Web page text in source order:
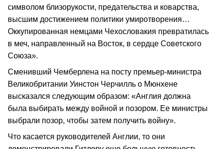
символом близорукости, предательства и коварства,
высшим достижением политики умиротворения…
Оккупированная немцами Чехословакия превратилась
в меч, направленный на Восток, в сердце Советского
Союза».
Сменивший Чемберлена на посту премьер-министра
Великобритании Уинстон Черчилль о Мюнхене
высказался следующим образом: «Англия должна
была выбирать между войной и позором. Ее министры
выбрали позор, чтобы затем получить войну».
Что касается руководителей Англии, то они